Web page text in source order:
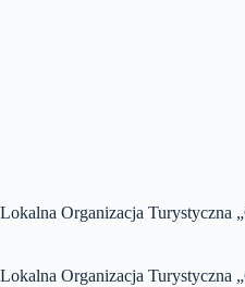
Lokalna Organizacja Turystyczna
Lokalna Organizacja Turystyczna